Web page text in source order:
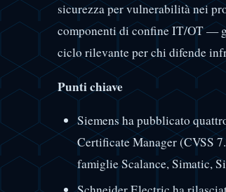
sicurezza per vulnerabilità nei
componenti di confine IT/OT —
ciclo rilevante per chi difende
Punti chiave
Siemens ha pubblicato
Certificate Manager (CVSS
famiglie Scalance, Simatic,